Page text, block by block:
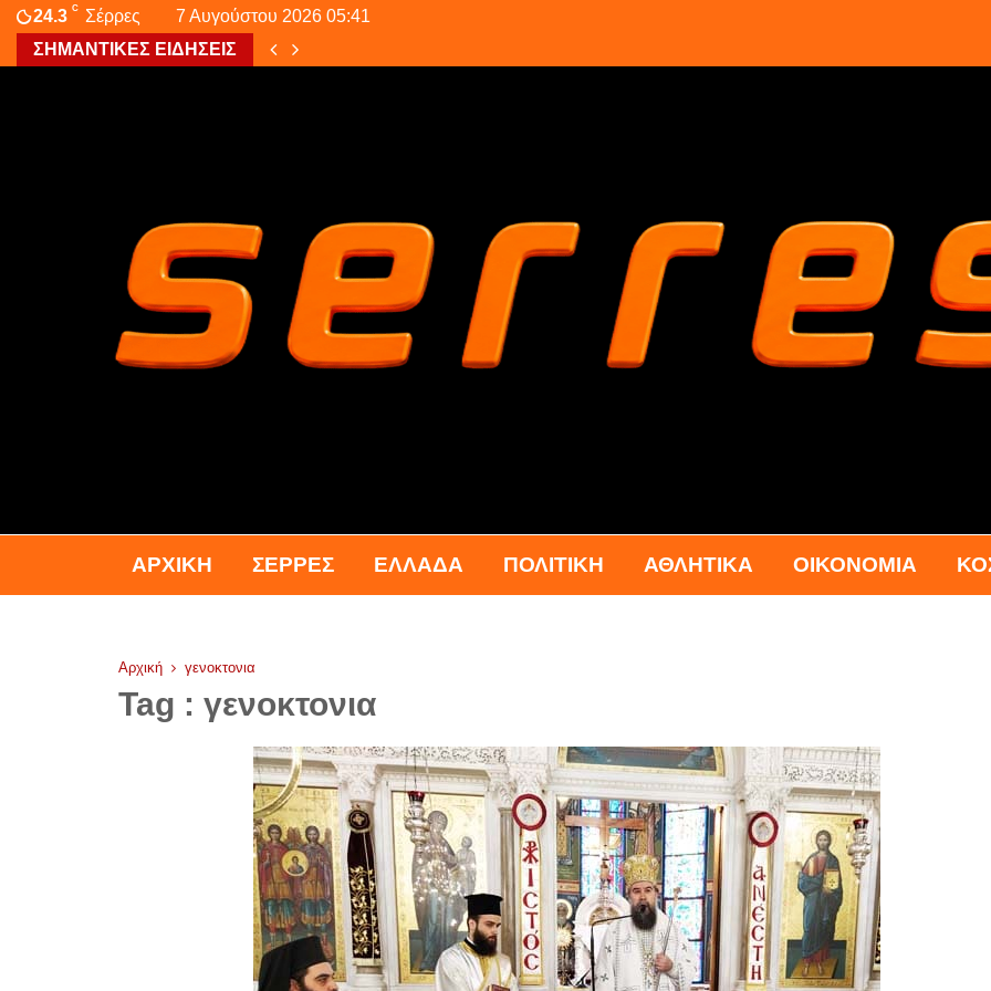
24.3 C Σέρρες
7 Αυγούστου 2026 05:41
ΣΗΜΑΝΤΙΚΕΣ ΕΙΔΗΣΕΙΣ
ΑΡΧΙΚΉ ΣΕΡΡΕΣ ΕΛΛΑΔΑ ΠΟΛΙΤΙΚΗ ΑΘΛΗΤΙΚΑ ΟΙΚΟΝΟΜΙΑ
Αρχική γενοκτονια
Tag : γενοκτονια